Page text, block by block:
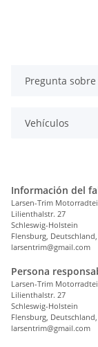
Pregunta
Vehículos
Información del
Larsen-Trim
Lilienthalstr. 27
Schleswig-Holstein
Flensburg, Deutschland,
larsentrim@gmail.com
Persona
Larsen-Trim
Lilienthalstr. 27
Schleswig-Holstein
Flensburg, Deutschland,
larsentrim@gmail.com